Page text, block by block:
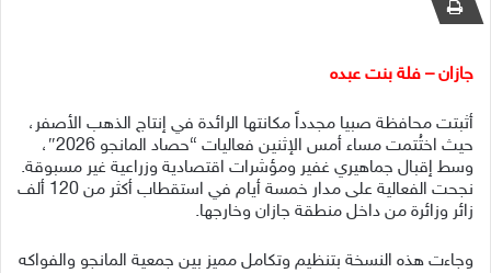
جازان – فلة بنت عبده
أثبتت محافظة صبيا مجدداً مكانتها الرائدة في إنتاج الذهب الأصفر،
حيث اختُتمت مساء أمس الإثنين فعاليات “حصاد المانجو 2026″،
وسط إقبال جماهيري غفير ومؤشرات اقتصادية وزراعية غير مسبوقة.
نجحت الفعالية على مدار خمسة أيام في استقطاب أكثر من 120 ألف
زائر وزائرة من داخل منطقة جازان وخارجها.
وجاءت هذه النسخة بتنظيم وتكامل مميز بين جمعية المانجو والفواكه